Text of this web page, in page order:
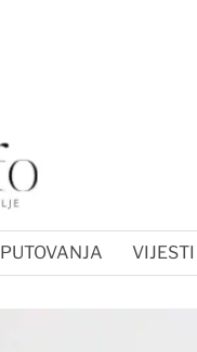
PUTOVANJA VIJESTI